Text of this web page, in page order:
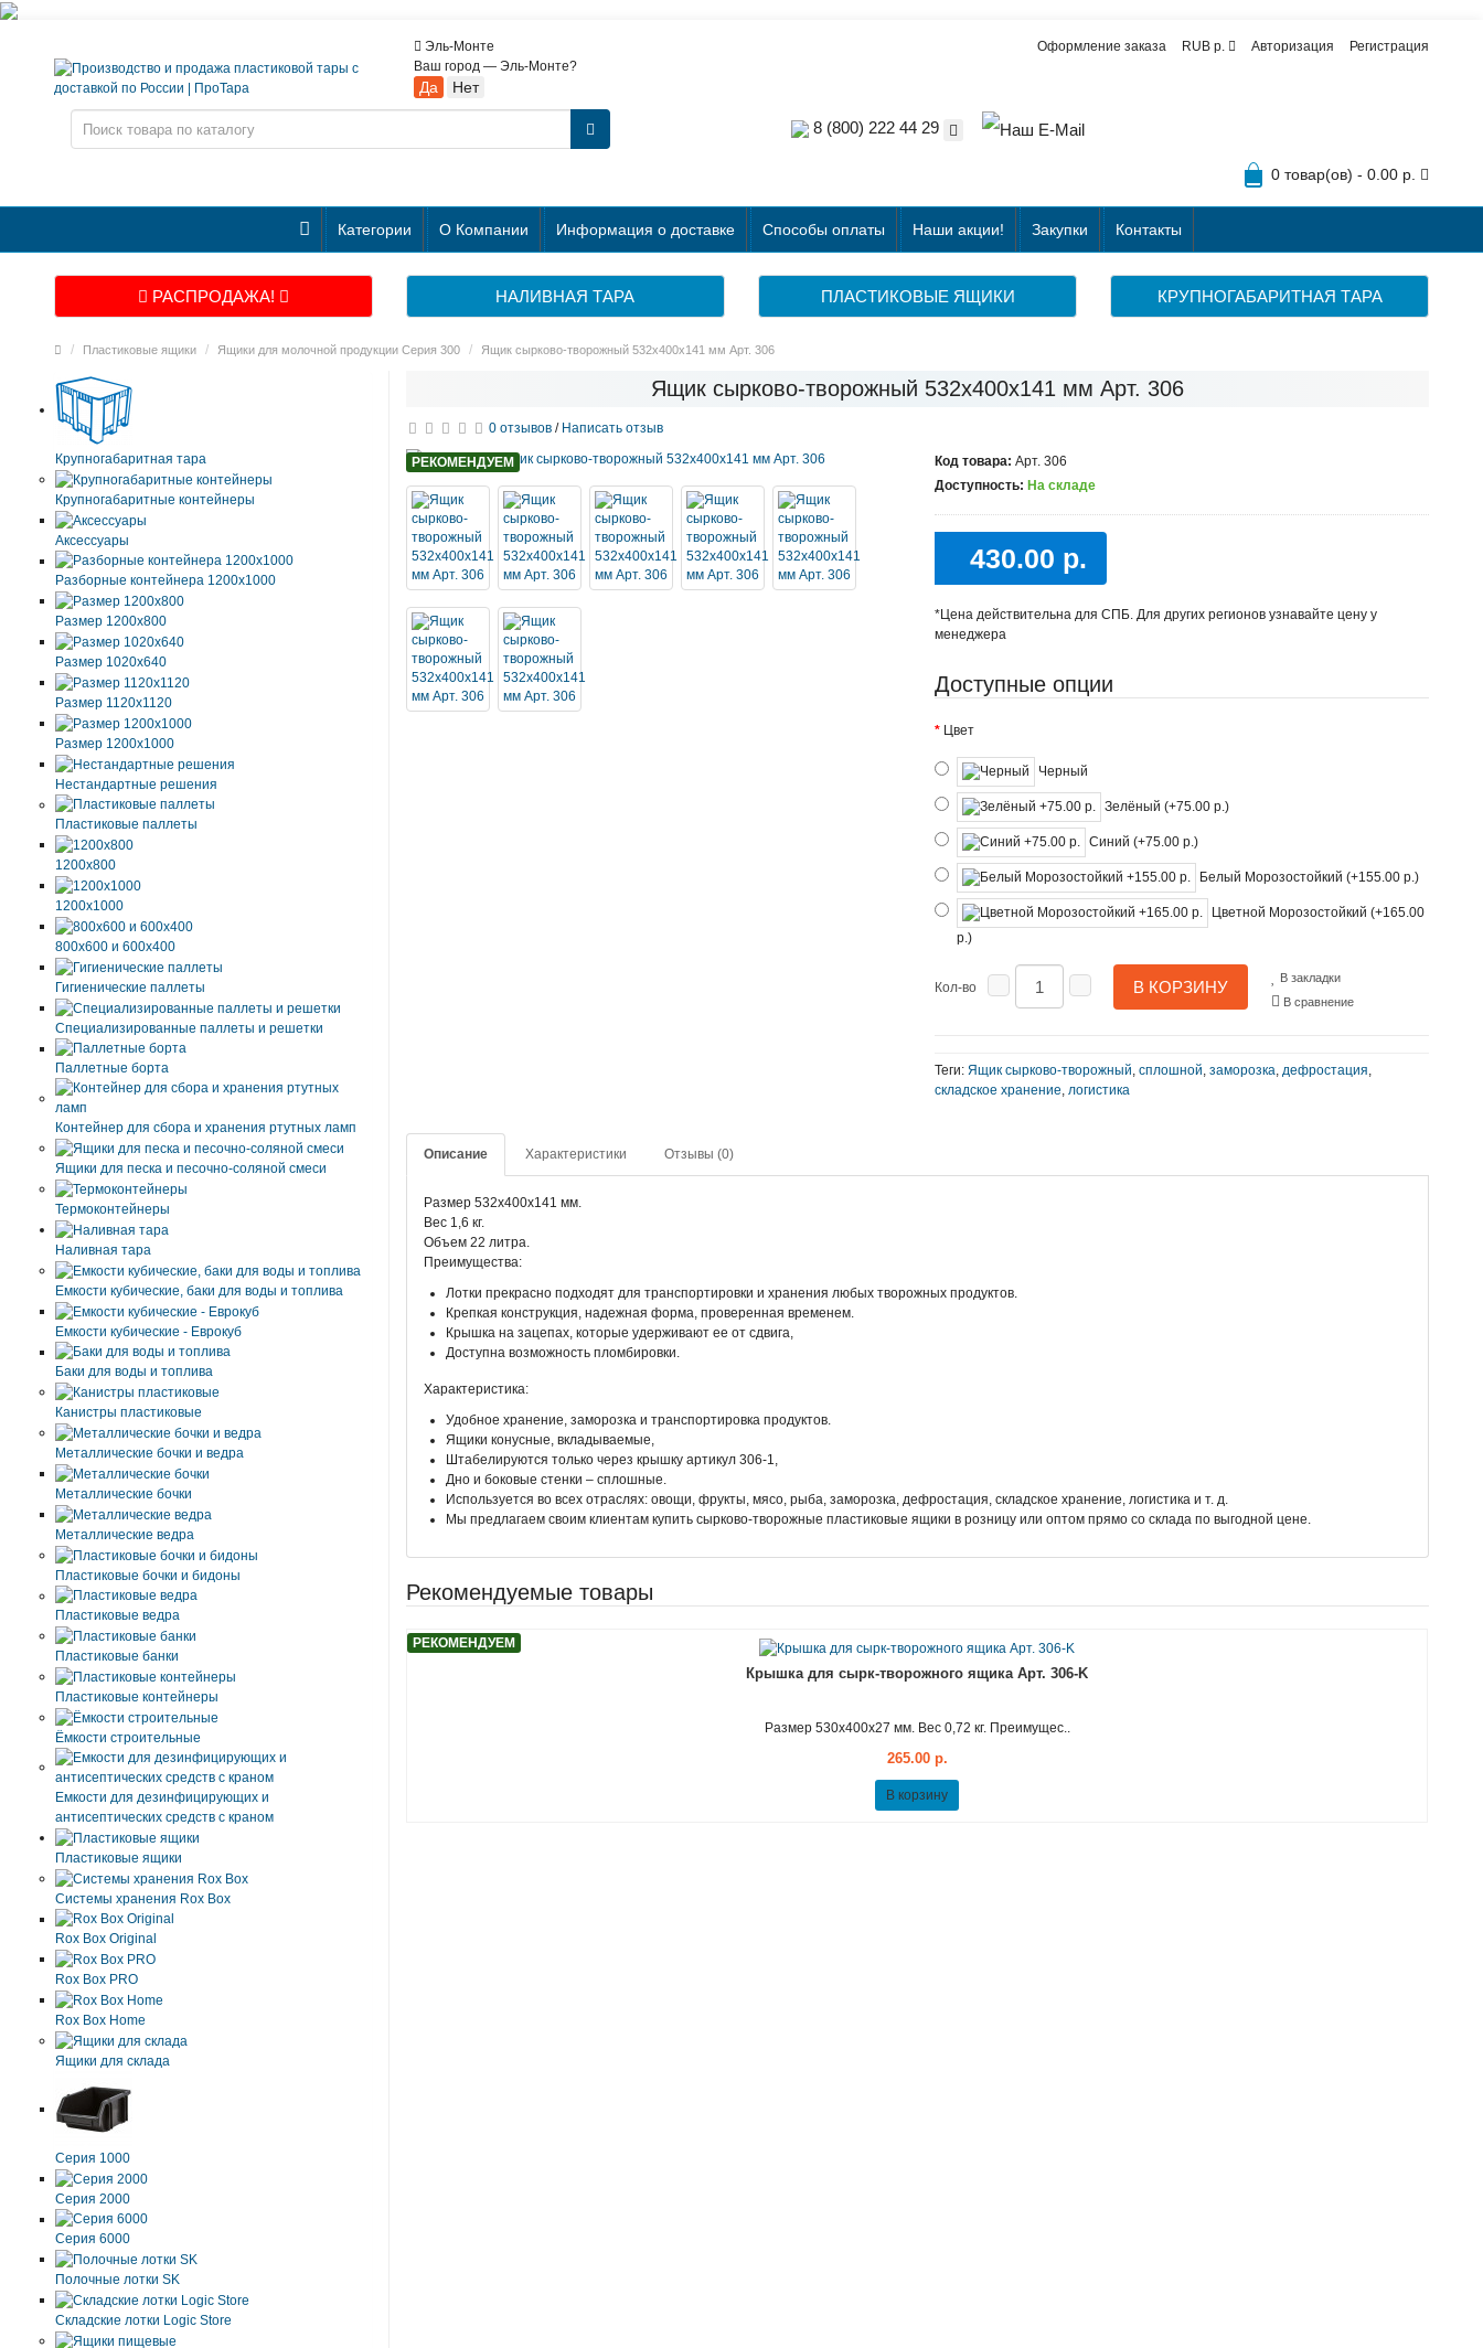
Эль-Монте
Ваш город —Эль-Монте?
Авторизация Регистрация
Оформление заказа RUB р.
8 (800) 222 44 29
0 товар(ов) - 0.00 р.
Категории О Компании Информация о доставке Способы оплаты Наши акции! Закупки Контакты
РАСПРОДАЖА! НАЛИВНАЯ ТАРА ПЛАСТИКОВЫЕ ЯЩИКИ КРУПНОГАБАРИТНАЯ ТАРА
Пластиковые ящики Ящики для молочной продукции Серия 300 Ящик сырково-творожный 532x400x141 мм Арт. 306
Крупногабаритная тара
Крупногабаритные контейнеры
Аксессуары
Разборные контейнера 1200х1000
Размер 1200х800
Размер 1020х640
Размер 1120х1120
Размер 1200х1000
Нестандартные решения
Пластиковые паллеты
1200х800
1200х1000
800х600 и 600х400
Гигиенические паллеты
Специализированные паллеты и решетки
Паллетные борта
Контейнер для сбора и хранения ртутных ламп
Ящики для песка и песочно-соляной смеси
Термоконтейнеры
Наливная тара
Емкости кубические, баки для воды и топлива
Емкости кубические - Еврокуб
Баки для воды и топлива
Канистры пластиковые
Металлические бочки и ведра
Металлические бочки
Металлические ведра
Пластиковые бочки и бидоны
Пластиковые ведра
Пластиковые банки
Пластиковые контейнеры
Ёмкости строительные
Емкости для дезинфицирующих и
антисептических средств с краном
Пластиковые ящики
Системы хранения Rox Box
Rox Box Original
Rox Box PRO
Rox Box Home
Ящики для склада
Серия 1000
Серия 2000
Серия 6000
Полочные лотки SK
Складские лотки Logic Store
Ящик сырково-творожный 532x400x141 мм Арт. 306
0 отзывов/ Написать отзыв
РЕКОМЕНДУЕМ Код товара: Арт. 306
Доступность: На складе
430.00 р.
*Цена действительна для СПБ. Для других регионов узнавайте цену у
менеджера
Доступные опции
Цвет
Черный
Зелёный (+75.00 р.)
Синий (+75.00 р.)
Белый Морозостойкий (+155.00 р.)
Цветной Морозостойкий (+165.00
р.)
Кол-во В КОРЗИНУ
В закладки
В сравнение
Теги: Ящик сырково-творожный, сплошной, заморозка, дефростация,
складское хранение, логистика
Описание Характеристики Отзывы (0)
Размер 532x400x141 мм.
Вес 1,6 кг.
Объем 22 литра.
Преимущества:
Лотки прекрасно подходят для транспортировки и хранения любых творожных продуктов.
Крепкая конструкция, надежная форма, проверенная временем.
Крышка на зацепах, которые удерживают ее от сдвига,
Доступна возможность пломбировки.
Характеристика:
Удобное хранение, заморозка и транспортировка продуктов.
Ящики конусные, вкладываемые,
Штабелируются только через крышку артикул 306-1,
Дно и боковые стенки – сплошные.
Используется во всех отраслях: овощи, фрукты, мясо, рыба, заморозка, дефростация, складское хранение, логистика и т. д.
Мы предлагаем своим клиентам купить сырково-творожные пластиковые ящики в розницу или оптом прямо со склада по выгодной цене.
Рекомендуемые товары
РЕКОМЕНДУЕМ
Крышка для сырк-творожного ящика Арт. 306-K
Размер 530х400х27 мм. Вес 0,72 кг. Преимущес..
265.00 р.
В корзину